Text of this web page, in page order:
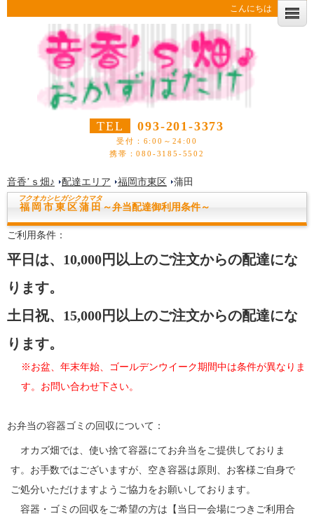
こんにちは
TEL 093-201-3373
受付：6:00～24:00
携帯：080-3185-5502
音香’ｓ畑♪ 配達エリア 福岡市東区 蒲田
福岡市東区蒲田
フクオカシヒガシクカマタ
～弁当配達御利用条件～
ご利用条件：
平日は、10,000円以上のご注文からの配達にな
ります。
土日祝、15,000円以上のご注文からの配達にな
ります。
※お盆、年末年始、ゴールデンウイーク期間中は条件が異なりま
す。お問い合わせ下さい。
お弁当の容器ゴミの回収について：
オカズ畑では、使い捨て容器にてお弁当をご提供しておりま
す。お手数ではございますが、空き容器は原則、お客様ご自身で
ご処分いただけますようご協力をお願いしております。
容器・ゴミの回収をご希望の方は【当日一会場につきご利用合